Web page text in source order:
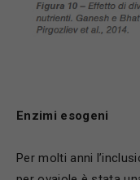
Enzimi esogeni
Per molti anni